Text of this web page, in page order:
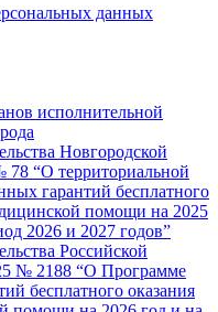
данных
исполнительной
Новгородской
78 “О территориальной
гарантий бесплатного
помощи на 2025
2026 и 2027 годов”
Российской
№ 2188 “О Программе
бесплатного оказания